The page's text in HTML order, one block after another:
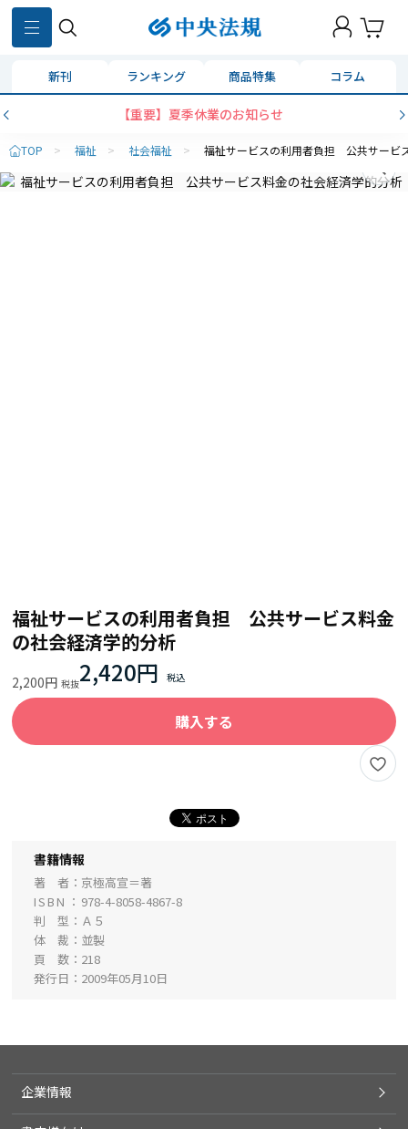
新刊 ランキング 商品特集 コラム
【重要】夏季休業のお知らせ
TOP > 福祉 > 社会福祉 > 福祉サービスの利用者負担 公共サービ
福祉サービスの利用者負担 公共サービス料金
の社会経済学的分析
2,200円 2,420円
購入する
書籍情報
著 者
京極高宣＝著
ISBN
978-4-8058-4867-8
判 型
Ａ５
体 裁
並製
頁 数
218
発行日
2009年05月10日
企業情報